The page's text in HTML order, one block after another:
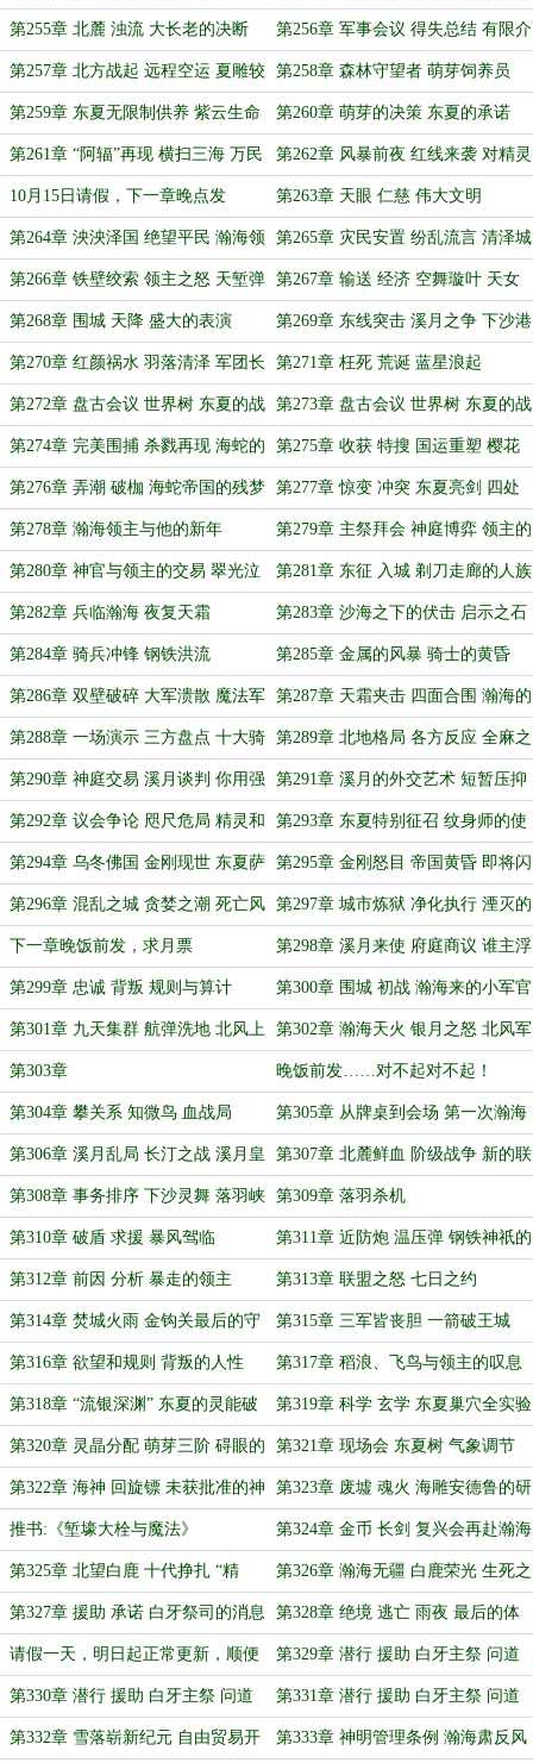
第255章 北麓 浊流 大长老的决断 第256章 军事会议 得失总结 有限介
入
第257章 北方战起 远程空运 夏雕较
劲
第258章 森林守望者 萌芽饲养员
第259章 东夏无限制供养 紫云生命
树绽放
第260章 萌芽的决策 东夏的承诺
第261章 “阿辐”再现 横扫三海 万民
祭拜
第262章 风暴前夜 红线来袭 对精灵
的劝诫
10月15日请假，下一章晚点发 第263章 天眼 仁慈 伟大文明
第264章 泱泱泽国 绝望平民 瀚海领
主的拯救
第265章 灾民安置 纷乱流言 清泽城
下的博弈
第266章 铁壁绞索 领主之怒 天堑弹
指通途
第267章 输送 经济 空舞璇叶 天女
散花
第268章 围城 天降 盛大的表演 第269章 东线突击 溪月之争 下沙港
的涅槃之火
第270章 红颜祸水 羽落清泽 军团长
的孤注一掷
第271章 枉死 荒诞 蓝星浪起
第272章 盘古会议 世界树 东夏的战
略转向（一）
第273章 盘古会议 世界树 东夏的战
略转向（二）
第274章 完美围捕 杀戮再现 海蛇的
国运之赌
第275章 收获 特搜 国运重塑 樱花
绽放
第276章 弄潮 破枷 海蛇帝国的残梦 第277章 惊变 冲突 东夏亮剑 四处
硝烟
第278章 瀚海领主与他的新年 第279章 主祭拜会 神庭博弈 领主的
期待
第280章 神官与领主的交易 翠光泣
血 东线解禁
第281章 东征 入城 剃刀走廊的人族
大军
第282章 兵临瀚海 夜复天霜 第283章 沙海之下的伏击 启示之石
的凝望
第284章 骑兵冲锋 钢铁洪流 第285章 金属的风暴 骑士的黄昏
第286章 双壁破碎 大军溃散 魔法军
团的投降
第287章 天霜夹击 四面合围 瀚海的
弹幕风暴
第288章 一场演示 三方盘点 十大骑
士的结局
第289章 北地格局 各方反应 全麻之
月
第290章 神庭交易 溪月谈判 你用强
啊！
第291章 溪月的外交艺术 短暂压抑
的风暴
第292章 议会争论 咫尺危局 精灵和
溪月的博弈
第293章 东夏特别征召 纹身师的使
命
第294章 乌冬佛国 金刚现世 东夏萨
满初试
第295章 金刚怒目 帝国黄昏 即将闪
亮的城市
第296章 混乱之城 贪婪之潮 死亡风
暴的降临
第297章 城市炼狱 净化执行 湮灭的
镇魂高塔
下一章晚饭前发，求月票 第298章 溪月来使 府庭商议 谁主浮
沉
第299章 忠诚 背叛 规则与算计 第300章 围城 初战 瀚海来的小军官
第301章 九天集群 航弹洗地 北风上
空的天火
第302章 瀚海天火 银月之怒 北风军
团的陨落
第303章 晚饭前发……对不起对不起！
第304章 攀关系 知微鸟 血战局 第305章 从牌桌到会场 第一次瀚海
会议
第306章 溪月乱局 长汀之战 溪月皇
庭的最后一搏
第307章 北麓鲜血 阶级战争 新的联
盟
第308章 事务排序 下沙灵舞 落羽峡
谷的微风
第309章 落羽杀机
第310章 破盾 求援 暴风驾临 第311章 近防炮 温压弹 钢铁神祇的
咆哮
第312章 前因 分析 暴走的领主 第313章 联盟之怒 七日之约
第314章 焚城火雨 金钩关最后的守
望
第315章 三军皆丧胆 一箭破王城
第316章 欲望和规则 背叛的人性 第317章 稻浪、飞鸟与领主的叹息
第318章 “流银深渊” 东夏的灵能破
局
第319章 科学 玄学 东夏巢穴全实验
记录
第320章 灵晶分配 萌芽三阶 碍眼的
东夏地图
第321章 现场会 东夏树 气象调节
生命共鸣
第322章 海神 回旋镖 未获批准的神
罚
第323章 废墟 魂火 海雕安德鲁的研
究成果
推书:《堑壕大栓与魔法》 第324章 金币 长剑 复兴会再赴瀚海
领
第325章 北望白鹿 十代挣扎 “精
观”上的繁花
第326章 瀚海无疆 白鹿荣光 生死之
地
第327章 援助 承诺 白牙祭司的消息 第328章 绝境 逃亡 雨夜 最后的体
面
请假一天，明日起正常更新，顺便
求个月票
第329章 潜行 援助 白牙主祭 问道
神明（一）
第330章 潜行 援助 白牙主祭 问道
神明（二）
第331章 潜行 援助 白牙主祭 问道
神明（三）加更一
第332章 雪落崭新纪元 自由贸易开 第333章 神明管理条例 瀚海肃反风